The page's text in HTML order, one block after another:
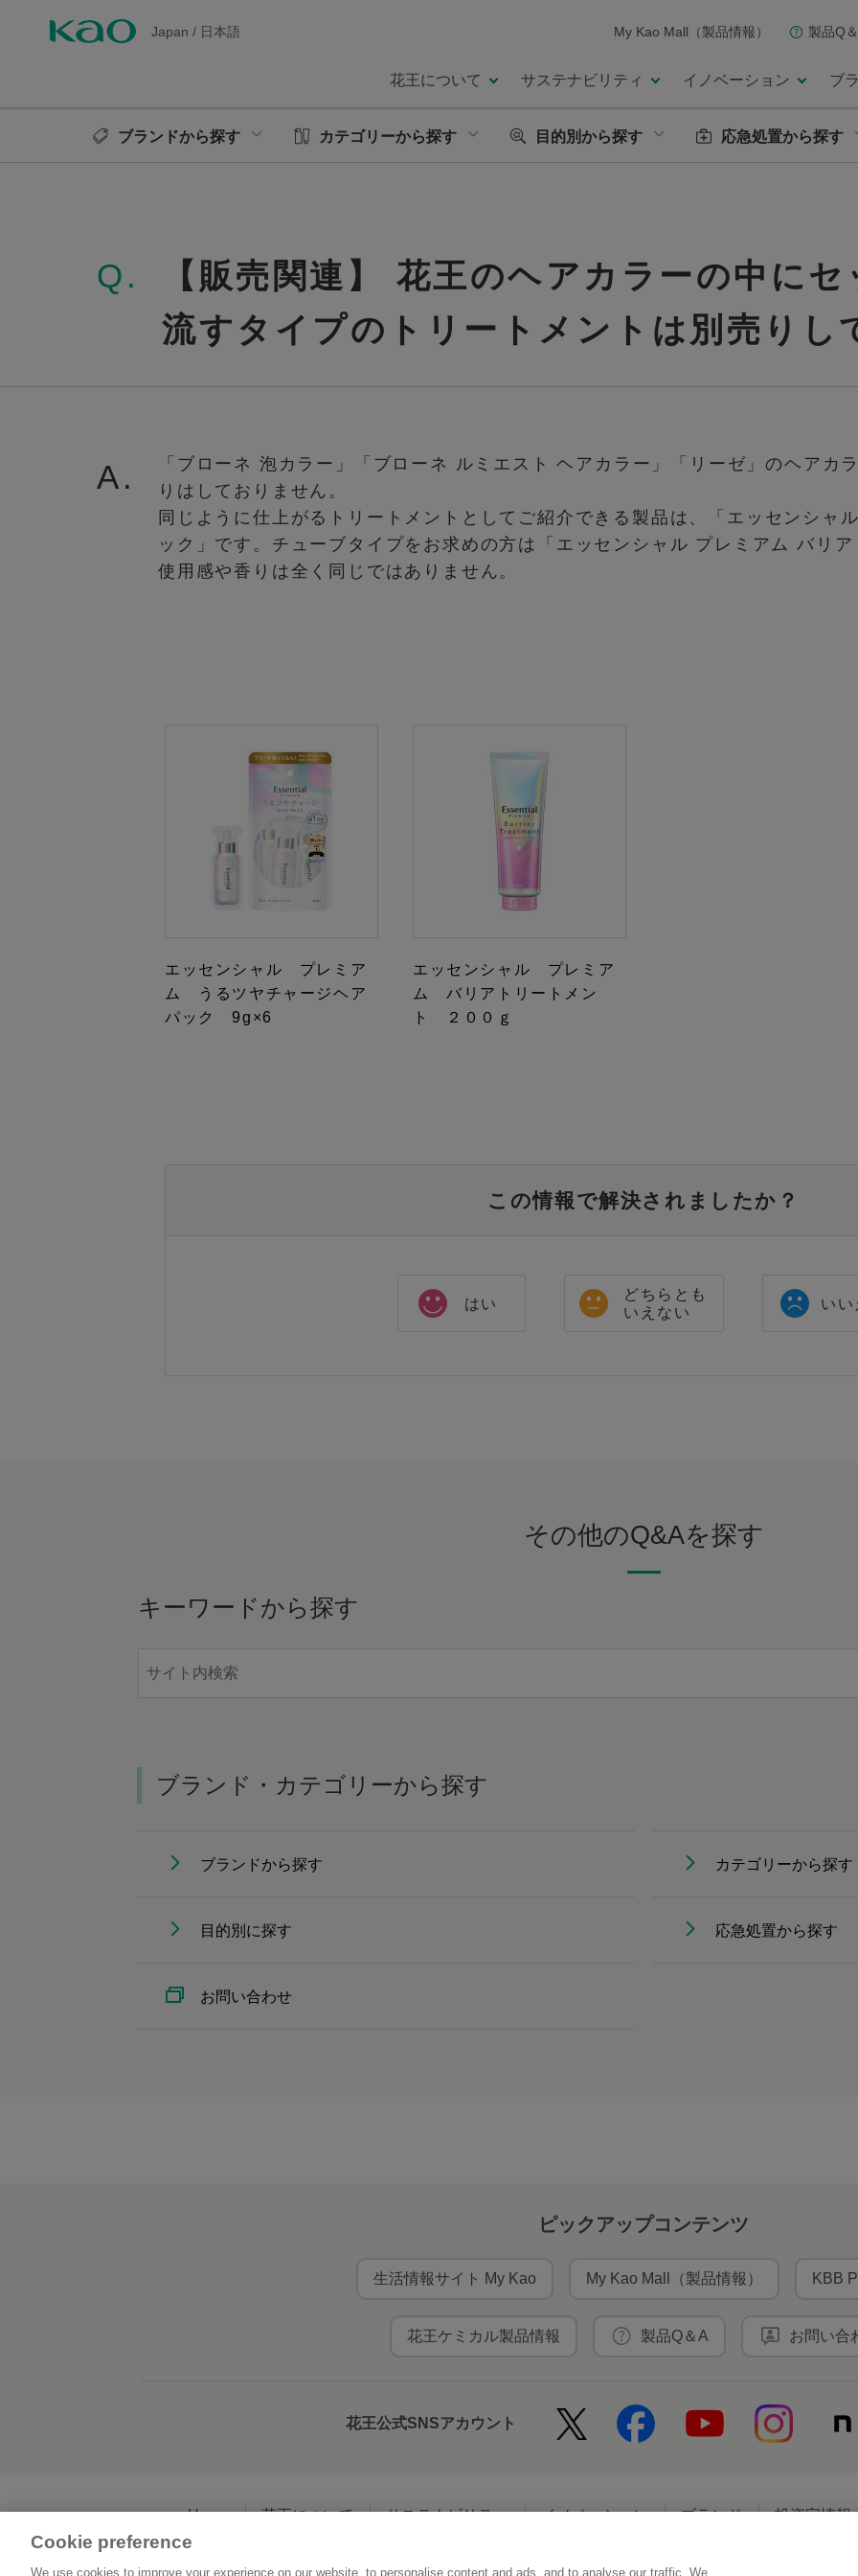
Japan / 日本語 My Kao Mall（製品情報） 製品Q
花王について サステナビリティ イノベーション ブ
ブランドから探す カテゴリーから探す 目的別から探す 応急処置から探す
Q.
【販売関連】 花王のヘアカラーの中に
流すタイプのトリートメントは別売りし
A.
「ブローネ 泡カラー」「ブローネ ルミエスト ヘアカラー」「リーゼ」のヘアカ
りはしておりません。
同じように仕上がるトリートメントとしてご紹介できる製品は、「エッセンシャ
ック」です。チューブタイプをお求めの方は「エッセンシャル プレミアム バリ
使用感や香りは全く同じではありません。
エッセンシャル プレミア
ム うるツヤチャージヘア
パック 9g×6
エッセンシャル プレミア
ム バリアトリートメン
ト ２００ｇ
この情報で解決されましたか？
はい
どちらとも
いえない
いい
その他のQ&Aを探す
キーワードから探す
ブランド・カテゴリーから探す
ブランドから探す カテゴリーから探す
目的別に探す 応急処置から探す
お問い合わせ
ピックアップコンテンツ
生活情報サイト My Kao My Kao Mall（製品情報） KBB
花王ケミカル製品情報 製品Q＆A お問い合
花王公式SNSアカウント
Home 花王について サステナビリティ イノベーション ブランド 投資家情報
Cookie preference
We use cookies to improve your experience on our website, to personalise content and ads, and to analyse our traffic. We